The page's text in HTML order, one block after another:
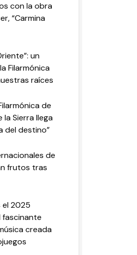
con la obra
“Carmina
un
Filarmónica
raíces
de
la Sierra llega
del destino”
de
frutos tras
el 2025
fascinante
creada